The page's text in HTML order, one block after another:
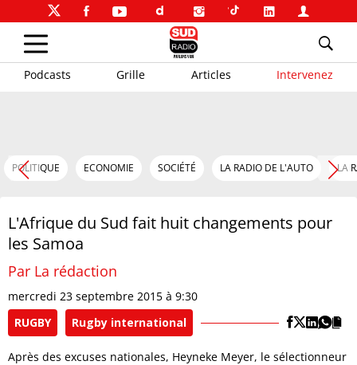
Podcasts Grille Articles Intervenez
POLITIQUE ECONOMIE SOCIÉTÉ LA RADIO DE L'AUTO LA
L'Afrique du Sud fait huit changements pour
les Samoa
Par La rédaction
mercredi 23 septembre 2015 à 9:30
RUGBY
Rugby international
Après des excuses nationales, Heyneke Meyer, le sélectionneur